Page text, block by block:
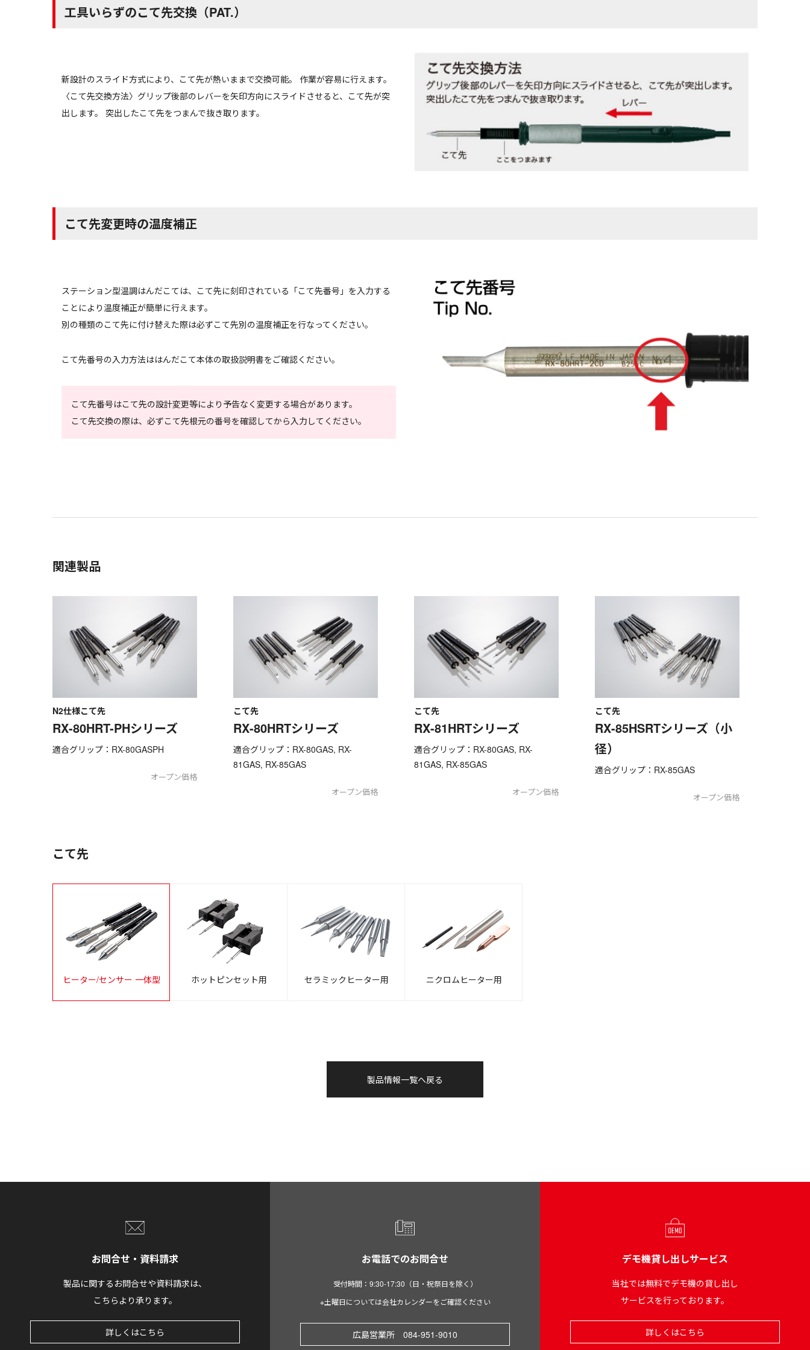
工具いらずのこて先交換（PAT.）
新設計のスライド方式により、こて先が熱いままで交換可能。 作業が容易に行えます。
〈こて先交換方法〉グリップ後部のレバーを矢印方向にスライドさせると、こて先が突
出します。 突出したこて先をつまんで抜き取ります。
こて先変更時の温度補正
ステーション型温調はんだこては、こて先に刻印されている「こて先番号」を入力する
ことにより温度補正が簡単に行えます。
別の種類のこて先に付け替えた際は必ずこて先別の温度補正を行なってください。
こて先番号の入力方法ははんだこて本体の取扱説明書をご確認ください。
こて先番号はこて先の設計変更等により予告なく変更する場合があります。
こて先交換の際は、必ずこて先根元の番号を確認してから入力してください。
関連製品
N2仕様こて先
RX-80HRT-PHシリーズ
適合グリップ：RX-80GASPH
オープン価格
こて先
RX-80HRTシリーズ
適合グリップ：RX-80GAS, RX-
81GAS, RX-85GAS
オープン価格
こて先
RX-81HRTシリーズ
適合グリップ：RX-80GAS, RX-
81GAS, RX-85GAS
オープン価格
こて先
RX-85HSRTシリーズ（小
径）
適合グリップ：RX-85GAS
オープン価格
こて先
ヒーター/センサー 一体型 ホットピンセット用 セラミックヒーター用 ニクロムヒーター用
製品情報一覧へ戻る
お問合せ・資料請求
製品に関するお問合せや資料請求は、
こちらより承ります。
詳しくはこちら
お電話でのお問合せ
受付時間：9:30-17:30（日・祝祭日を除く）
※土曜日については会社カレンダーをご確認ください
広島営業所 084-951-9010
デモ機貸し出しサービス
当社では無料でデモ機の貸し出し
サービスを行っております。
詳しくはこちら